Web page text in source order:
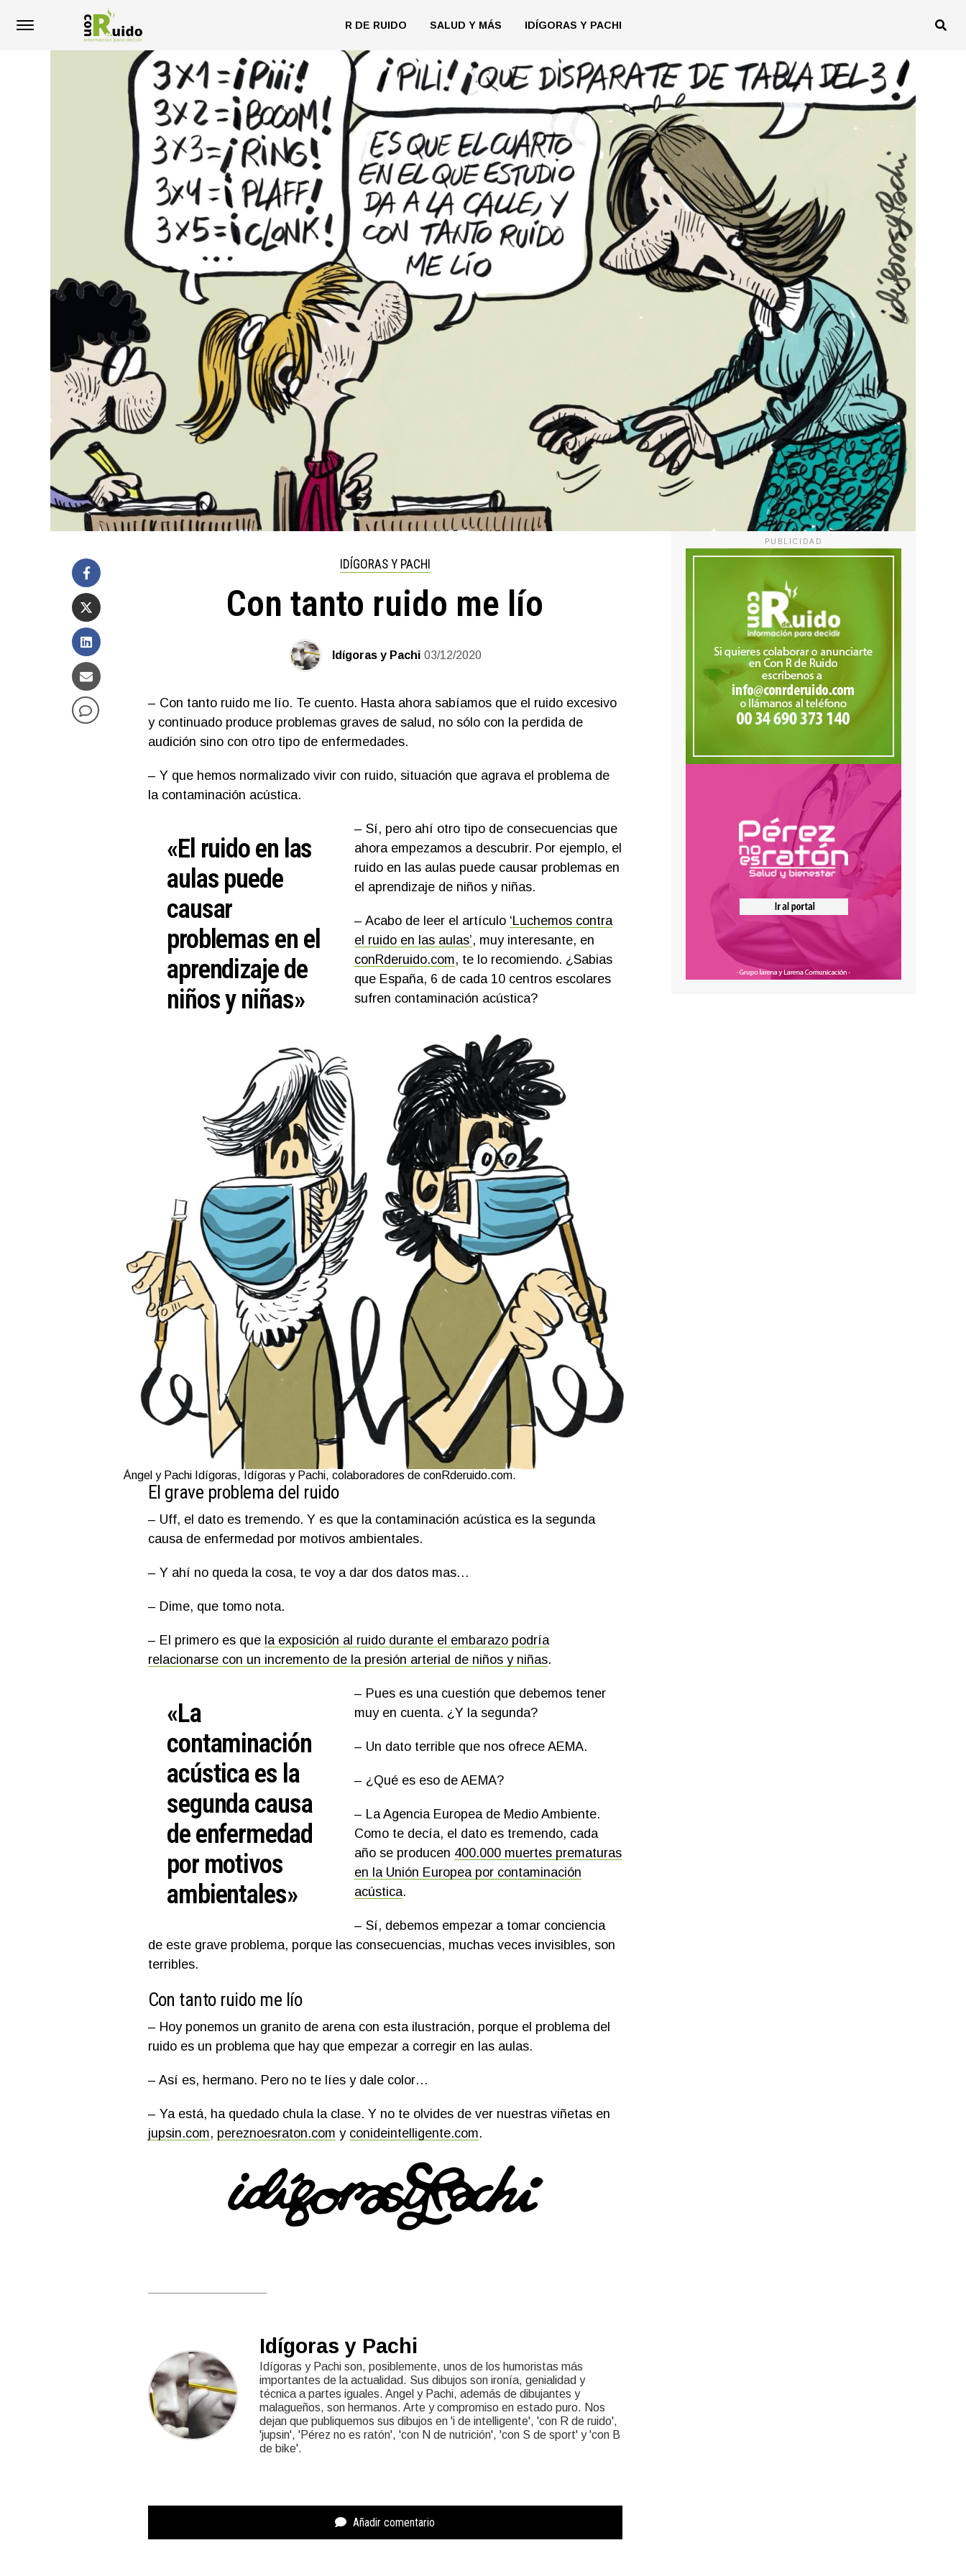
R DE RUIDO SALUD Y MÁS IDÍGORAS Y PACHI
IDÍGORAS Y PACHI
Con tanto ruido me lío
Idígoras y Pachi 03/12/2020
– Con tanto ruido me lío. Te cuento. Hasta ahora sabíamos que el ruido excesivo
y continuado produce problemas graves de salud, no sólo con la perdida de
audición sino con otro tipo de enfermedades.
– Y que hemos normalizado vivir con ruido, situación que agrava el problema de
la contaminación acústica.
«El ruido en las
aulas puede
causar
problemas en el
aprendizaje de
niños y niñas»
– Sí, pero ahí otro tipo de consecuencias que
ahora empezamos a descubrir. Por ejemplo, el
ruido en las aulas puede causar problemas en
el aprendizaje de niños y niñas.
– Acabo de leer el artículo ‘Luchemos contra
el ruido en las aulas’, muy interesante, en
conRderuido.com, te lo recomiendo. ¿Sabias
que España, 6 de cada 10 centros escolares
sufren contaminación acústica?
Ángel y Pachi Idígoras, Idígoras y Pachi, colaboradores de conRderuido.com.
El grave problema del ruido
– Uff, el dato es tremendo. Y es que la contaminación acústica es la segunda
causa de enfermedad por motivos ambientales.
– Y ahí no queda la cosa, te voy a dar dos datos mas…
– Dime, que tomo nota.
– El primero es que la exposición al ruido durante el embarazo podría
relacionarse con un incremento de la presión arterial de niños y niñas.
«La
contaminación
acústica es la
segunda causa
de enfermedad
por motivos
ambientales»
– Pues es una cuestión que debemos tener
muy en cuenta. ¿Y la segunda?
– Un dato terrible que nos ofrece AEMA.
– ¿Qué es eso de AEMA?
– La Agencia Europea de Medio Ambiente.
Como te decía, el dato es tremendo, cada
año se producen 400.000 muertes prematuras
en la Unión Europea por contaminación
acústica.
– Sí, debemos empezar a tomar conciencia
de este grave problema, porque las consecuencias, muchas veces invisibles, son
terribles.
Con tanto ruido me lío
– Hoy ponemos un granito de arena con esta ilustración, porque el problema del
ruido es un problema que hay que empezar a corregir en las aulas.
– Así es, hermano. Pero no te líes y dale color…
– Ya está, ha quedado chula la clase. Y no te olvides de ver nuestras viñetas en
jupsin.com, pereznoesraton.com y conideintelligente.com.
Idígoras y Pachi
Idígoras y Pachi son, posiblemente, unos de los humoristas más
importantes de la actualidad. Sus dibujos son ironía, genialidad y
técnica a partes iguales. Angel y Pachi, además de dibujantes y
malagueños, son hermanos. Arte y compromiso en estado puro. Nos
dejan que publiquemos sus dibujos en 'i de intelligente', 'con R de ruido',
'jupsin', 'Pérez no es ratón', 'con N de nutrición', 'con S de sport' y 'con B
de bike'.
Añadir comentario
PUBLICIDAD